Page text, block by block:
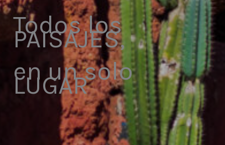
Todos los
PAISAJES,
en un solo
LUGAR